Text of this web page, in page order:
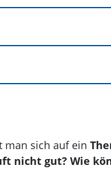
man sich auf ein
nicht gut? Wie